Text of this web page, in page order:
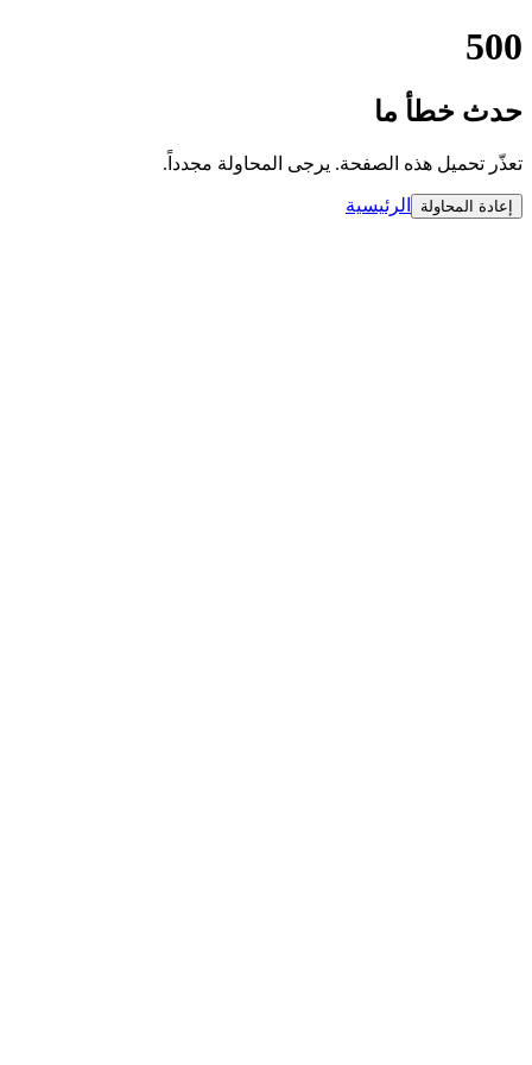
500
حدث خطأ ما
تعذّر تحميل هذه الصفحة. يرجى المحاولة مجدداً.
إعادة المحاولة الرئيسية